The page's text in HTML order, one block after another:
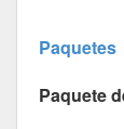
Paquetes
Paquete